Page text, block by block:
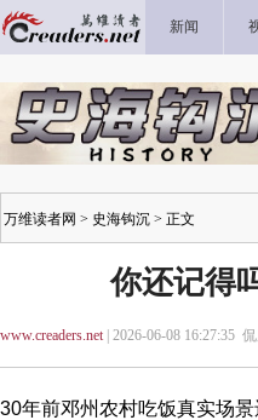
新闻
万维读者网 > 史海钩沉 > 正文
你还记得
www.creaders.net| 2026-06-08 16:27:35 侃
30年前邓州农村吃饭真实场